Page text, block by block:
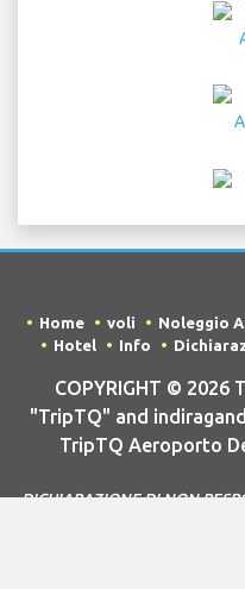
Home voli Noleggio
Hotel
Info
COPYRIGHT © 2026
"TripTQ" and
TripTQ Aeroporto
DICHIARAZIONE DI NON